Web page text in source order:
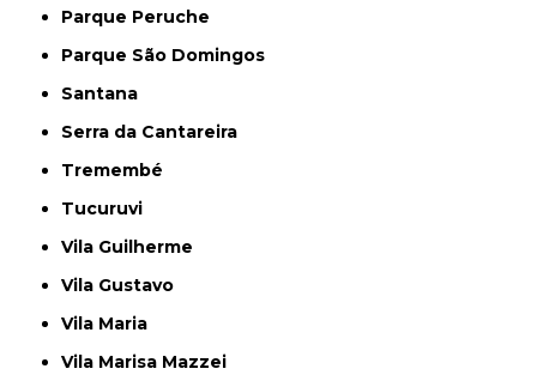
Parque Peruche
Parque São Domingos
Santana
Serra da Cantareira
Tremembé
Tucuruvi
Vila Guilherme
Vila Gustavo
Vila Maria
Vila Marisa Mazzei